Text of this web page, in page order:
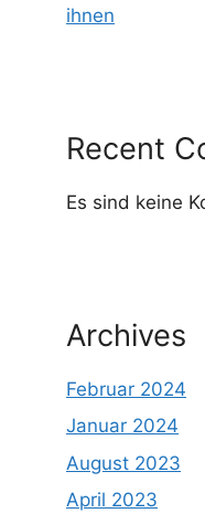
ihnen
Recent
Es sind keine
Archives
Februar 2024
Januar 2024
August 2023
April 2023